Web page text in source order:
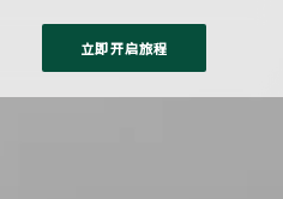
立即开启旅程